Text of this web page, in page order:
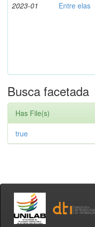
2023-01 Entre elas
Busca facetada
Has File(s)
true